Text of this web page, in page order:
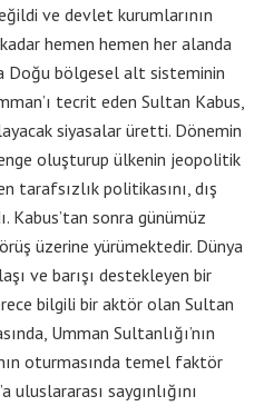
ve devlet kurumlarının
hemen hemen her alanda
Doğu bölgesel alt sisteminin
tecrit eden Sultan Kabus,
siyasalar üretti. Dönemin
oluşturup ülkenin jeopolitik
tarafsızlık politikasını, dış
Kabus’tan sonra günümüz
üzerine yürümektedir. Dünya
ve barışı destekleyen bir
bilgili bir aktör olan Sultan
Umman Sultanlığı’nın
oturmasında temel faktör
uluslararası saygınlığını